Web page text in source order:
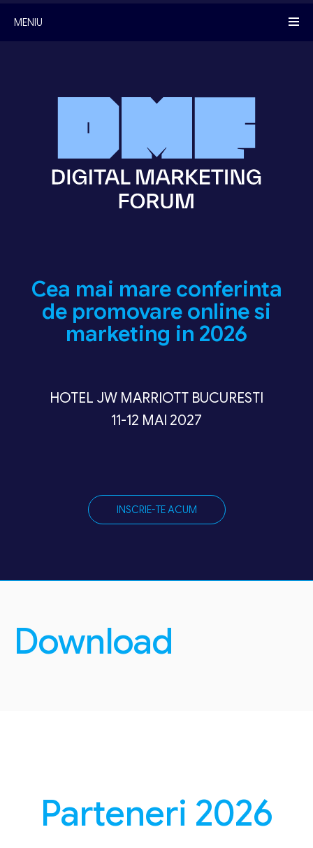
MENIU
Cea mai mare conferinta
de promovare online si
marketing in 2026
HOTEL JW MARRIOTT BUCURESTI
11-12 MAI 2027
INSCRIE-TE ACUM
Download
Parteneri 2026